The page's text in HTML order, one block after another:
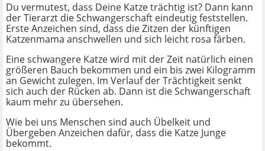
Du vermutest, dass Deine Katze trächtig ist? Dann kann
der Tierarzt die Schwangerschaft eindeutig feststellen.
Erste Anzeichen sind, dass die Zitzen der künftigen
Katzenmama anschwellen und sich leicht rosa färben.
Eine schwangere Katze wird mit der Zeit natürlich einen
größeren Bauch bekommen und ein bis zwei Kilogramm
an Gewicht zulegen. Im Verlauf der Trächtigkeit senkt
sich auch der Rücken ab. Dann ist die Schwangerschaft
kaum mehr zu übersehen.
Wie bei uns Menschen sind auch Übelkeit und
Übergeben Anzeichen dafür, dass die Katze Junge
bekommt.